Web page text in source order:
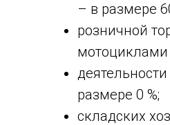
– в размере
розничной
мотоциклами
размере 0 %;
складских